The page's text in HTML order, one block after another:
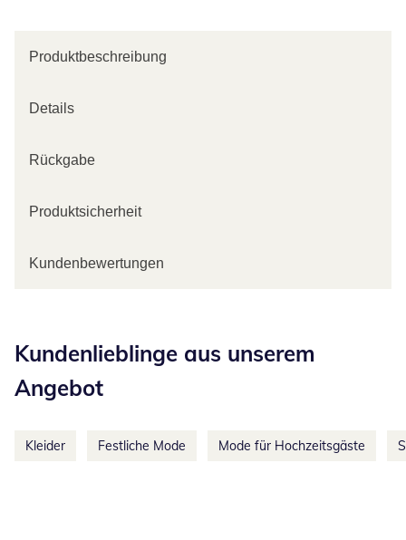
Produktbeschreibung
Details
Rückgabe
Produktsicherheit
Kundenbewertungen
Kundenlieblinge aus unserem
Angebot
Kleider Festliche Mode Mode für Hochzeitsgäste